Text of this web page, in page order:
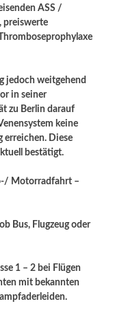
ASS /
preiswerte
jedoch weitgehend
in seiner
zu Berlin darauf
keine
Diese
bestätigt.
Motorradfahrt –
Bus, Flugzeug oder
1 – 2 bei Flügen
mit bekannten